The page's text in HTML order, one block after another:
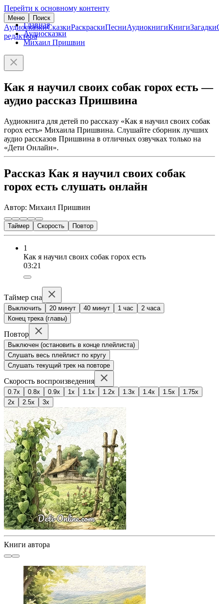
Перейти к основному контенту
Меню Поиск
АудиосказкиСказкиРаскраскиПесниАудиокнигиКнигиЗагадки
редактора
Главная
Аудиосказки
Михаил Пришвин
Как я научил своих собак горох есть —
аудио рассказ Пришвина
Аудиокнига для детей по рассказу «Как я научил своих собак
горох есть» Михаила Пришвина. Слушайте сборник лучших
аудио рассказов Пришвина в отличных озвучках только на
«Дети Онлайн».
Рассказ Как я научил своих собак
горох есть слушать онлайн
Автор: Михаил Пришвин
Таймер Скорость Повтор
1
Как я научил своих собак горох есть
03:21
Таймер сна
Выключить 20 минут 40 минут 1 час
2 часа
Конец трека (главы)
Повтор
Выключен (остановить в конце плейлиста)
Слушать весь плейлист по кругу
Слушать текущий трек на повторе
Скорость воспроизведения
0.7x 0.8x 0.9x 1x 1.1x 1.2x 1.3x 1.4x 1.5x
1.75x
2x
2.5x 3x
Книги автора